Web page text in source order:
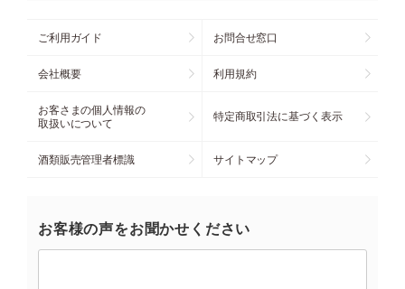
ご利用ガイド お問合せ窓口
会社概要 利用規約
お客さまの個人情報の
取扱いについて
特定商取引法に基づく表示
酒類販売管理者標識 サイトマップ
お客様の声をお聞かせください